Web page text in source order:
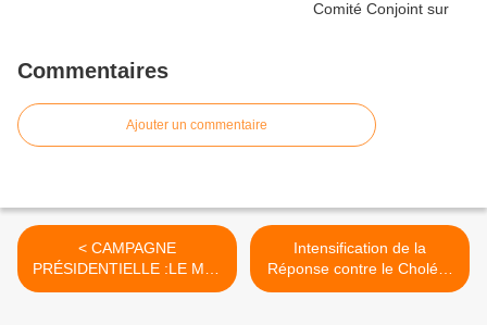
Commentaires
Ajouter un commentaire
< CAMPAGNE
PRÉSIDENTIELLE :LE MJP
PASSE À L'OFFENSIVE À
Intensification de la
Réponse contre le Choléra
au Congo : Leçons Tirées